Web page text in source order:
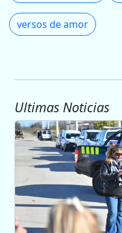
versos de amor
Ultimas Noticias